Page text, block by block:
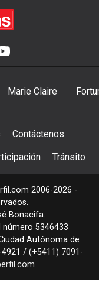
Marie Claire
Contáctenos
Tránsito
2006-2026 -
Bonacifa.
número 5346433
Autónoma de
/ (+5411) 7091-